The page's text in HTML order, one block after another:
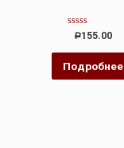
Оценка
из
Р155.00
Подробнее